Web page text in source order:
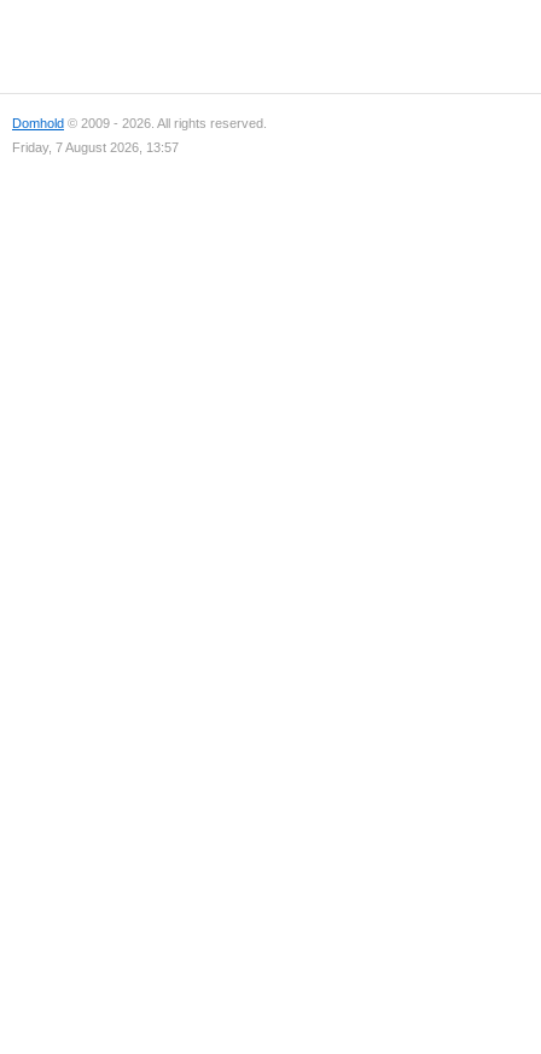
Domhold © 2009 - 2026. All rights reserved.
Friday, 7 August 2026, 13:57